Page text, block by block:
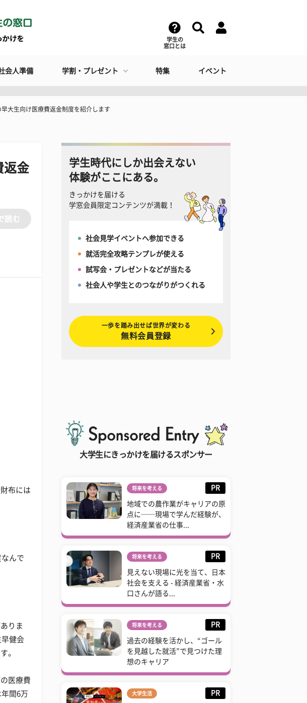
学生の
窓口とは
会人準備 学割・プレゼント 特集 イベント
大生向け医療費返金制度を紹介します
返金
読む
布には
んで
りま
早健会
。
医療費
間6万
学生時代にしか出会えない
体験がここにある。
きっかけを届ける
学窓会員限定コンテンツが満載！
社会見学イベントへ参加できる
就活完全攻略テンプレが使える
試写会・プレゼントなどが当たる
社会人や学生とのつながりがつくれる
一歩を踏み出せば世界が変わる
無料会員登録
大学生にきっかけを届けるスポンサー
将来を考える PR
地域での農作業がキャリアの原
点に──現場で学んだ経験が、
経済産業省の仕事...
将来を考える PR
見えない現場に光を当て、日本
社会を支える - 経済産業省・水
口さんが語る...
将来を考える PR
過去の経験を活かし、“ゴール
を見越した就活”で見つけた理
想のキャリア
大学生活 PR